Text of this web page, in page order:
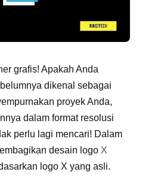
grafis! Apakah Anda
dikenal sebagai
proyek Anda,
dalam format resolusi
perlu lagi mencari! Dalam
desain logo X
logo X yang asli.